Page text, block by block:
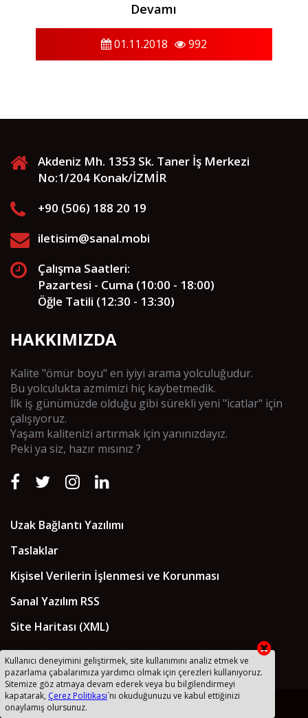
Devamı
01.11.2018 992
Akdeniz Mh. 1353 Sk. Taner İş Merkezi
No:1/204 Konak/İZMİR
+90 (506) 188 20 19
iletisim@sanal.mobi
Çalışma Saatleri:
Pazartesi - Cuma (10:00 - 18:00)
Öğle Tatili (12:30 - 13:30)
HAKKIMIZDA
Kalite "ömür boyu" en iyiyi arama yolculuğudur.
Bu yolculukta azmimizi hiç kaybetmedik.
İlk iş günümüzde olduğu gibi sürekli yeni "icatlar" için
çalışıyoruz.
Yaşam kalitenizi artırmak için yanınızdayız.
Peki ya siz, hazır mısınız ?
Uzak Bağlantı Yazılımı
Taslaklar
Kişisel Verilerin İşlenmesi ve Korunması
Sanal Yazılım RSS
Site Haritası (XML)
2018 © Sanal Yazılım Ltd
Kullanıcı deneyimini geliştirmek, site kullanımını analiz etmek ve
pazarlama çabalarımıza yardımcı olmak için çerezleri kullanıyoruz.
Sitemize göz atmaya devam ederek veya bu bilgilendirmeyi
kapatarak, Çerez Politikası`nı okuduğunuzu ve kabul ettiğinizi
onaylamış olursunuz.